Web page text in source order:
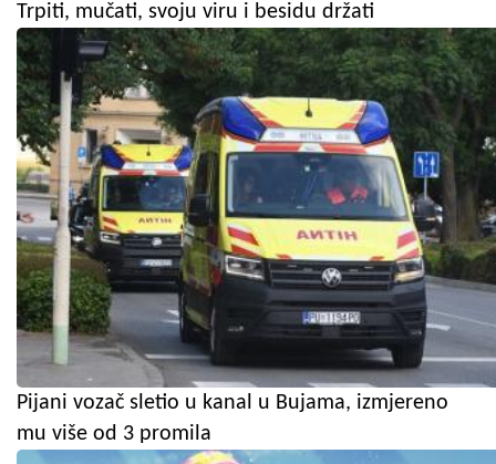
Trpiti, mučati, svoju viru i besidu držati
Pijani vozač sletio u kanal u Bujama, izmjereno
mu više od 3 promila